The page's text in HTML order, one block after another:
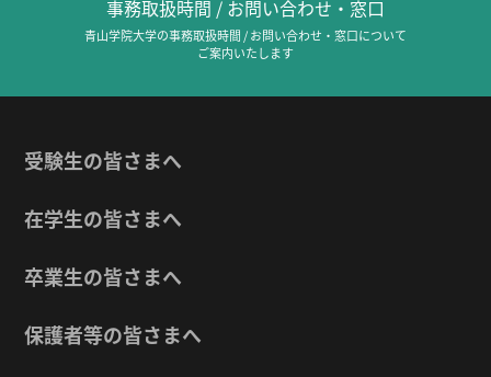
事務取扱時間 / お問い合わせ・窓口
青山学院大学の事務取扱時間 / お問い合わせ・窓口について
ご案内いたします
受験生の皆さまへ
在学生の皆さまへ
卒業生の皆さまへ
保護者等の皆さまへ